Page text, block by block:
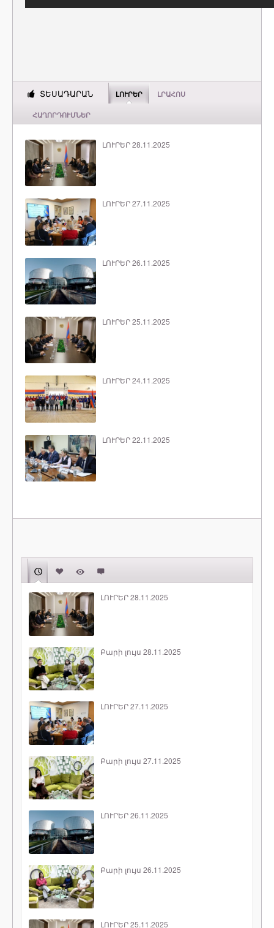
ՏԵՍԱԴԱՐԱՆ ԼՈՒՐԵՐ ԼՐԱՀՈՍ
ՀԱՂՈՐԴՈՒՄՆԵՐ
ԼՈՒՐԵՐ 28.11.2025
ԼՈՒՐԵՐ 27.11.2025
ԼՈՒՐԵՐ 26.11.2025
ԼՈՒՐԵՐ 25.11.2025
ԼՈՒՐԵՐ 24.11.2025
ԼՈՒՐԵՐ 22.11.2025
ԼՈՒՐԵՐ 28.11.2025
Բարի լույս 28.11.2025
ԼՈՒՐԵՐ 27.11.2025
Բարի լույս 27.11.2025
ԼՈՒՐԵՐ 26.11.2025
Բարի լույս 26.11.2025
ԼՈՒՐԵՐ 25.11.2025